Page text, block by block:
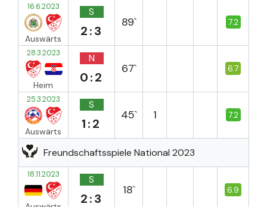
16.6.2023
Auswärts
S
2:3
89` 7.2
28.3.2023
Heim
N
0:2
67` 6.7
25.3.2023
Auswärts
S
1:2
45` 1 7.2
Freundschaftsspiele National 2023
18.11.2023 S
2:3
18` 6.9